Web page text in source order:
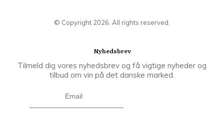
© Copyright 2026 . All rights reserved.
Nyhedsbrev
Tilmeld dig vores nyhedsbrev og få vigtige nyheder og
tilbud om vin på det danske marked.